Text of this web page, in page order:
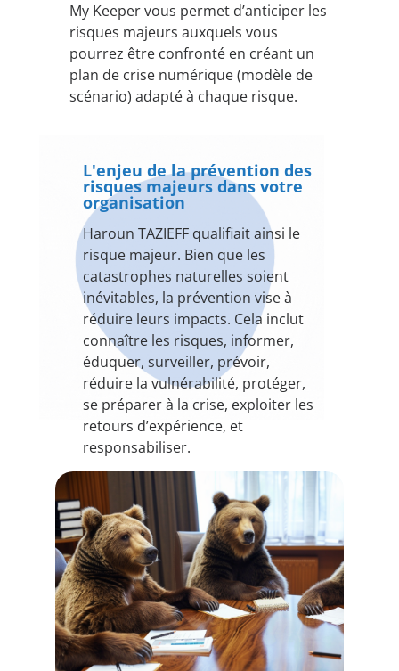
My Keeper vous permet d’anticiper les
risques majeurs auxquels vous
pourrez être confronté en créant un
plan de crise numérique (modèle de
scénario) adapté à chaque risque.
L'enjeu de la prévention des
risques majeurs dans votre
organisation
Haroun TAZIEFF qualifiait ainsi le
risque majeur. Bien que les
catastrophes naturelles soient
inévitables, la prévention vise à
réduire leurs impacts. Cela inclut
connaître les risques, informer,
éduquer, surveiller, prévoir,
réduire la vulnérabilité, protéger,
se préparer à la crise, exploiter les
retours d’expérience, et
responsabiliser.